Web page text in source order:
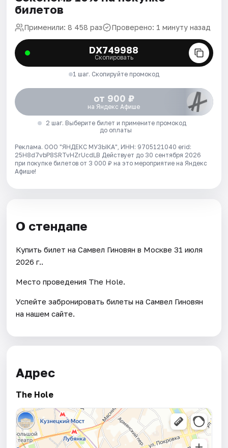
билетов
Применили: 8 458 раз Проверено: 1 минуту назад
DX749988
Скопировать
1 шаг. Скопируйте промокод
от 900 ₽
на Яндекс Афише
2 шаг. Выберите билет и примените промокод
до оплаты
Реклама. ООО "ЯНДЕКС МУЗЫКА", ИНН: 9705121040 erid:
25H8d7vbP8SRTvHZrUcdLB Действует до 30 сентября 2026
при покупке билетов от 3 000 ₽ на это мероприятие на Яндекс
Афише!
О стендапе
Купить билет на Самвел Гиновян в Москве 31 июля
2026 г..
Место проведения The Hole.
Успейте забронировать билеты на Самвел Гиновян
на нашем сайте.
Адрес
The Hole